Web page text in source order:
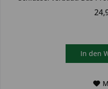
In den